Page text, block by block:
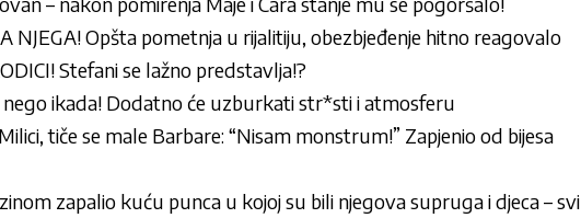
NJEGA! Opšta pometnja u rijalitiju, obezbjeđenje hitno reagovalo
Stefani se lažno predstavlja!?
nego ikada! Dodatno će uzburkati str*sti i atmosferu
tiče se male Barbare: “Nisam monstrum!” Zapjenio od bijesa
zapalio kuću punca u kojoj su bili njegova supruga i djeca – svi